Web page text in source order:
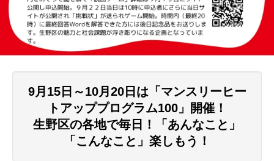
9月15日～10月20日は「マンスリーヒー
トアッププログラム100」開催！
生野区の各地で毎日！「あんなこと」
「こんなこと」楽しもう！